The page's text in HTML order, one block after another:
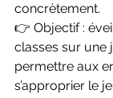
concrètement.
👉 Objectif :
classes sur une
permettre aux
s’approprier le